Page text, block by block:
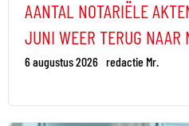
AANTAL NOTARIËLE
JUNI WEER TERUG NAAR
6 augustus 2026 redactie Mr.